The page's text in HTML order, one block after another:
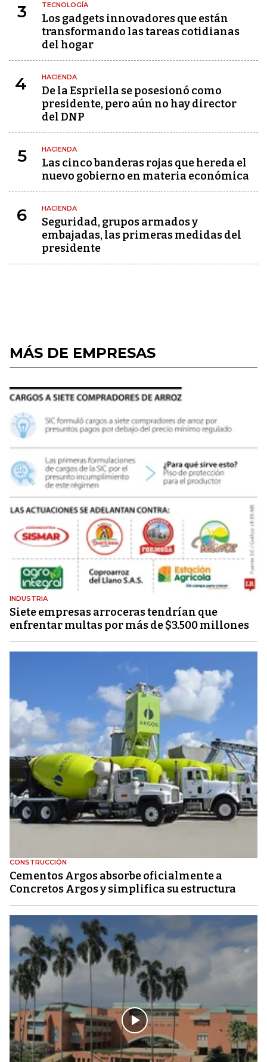
3 TECNOLOGÍA
Los gadgets innovadores que están
transformando las tareas cotidianas
del hogar
4 HACIENDA
De la Espriella se posesionó como
presidente, pero aún no hay director
del DNP
5 HACIENDA
Las cinco banderas rojas que hereda el
nuevo gobierno en materia económica
6 HACIENDA
Seguridad, grupos armados y
embajadas, las primeras medidas del
presidente
MÁS DE EMPRESAS
INDUSTRIA
Siete empresas arroceras tendrían que
enfrentar multas por más de $3.500 millones
CONSTRUCCIÓN
Cementos Argos absorbe oficialmente a
Concretos Argos y simplifica su estructura